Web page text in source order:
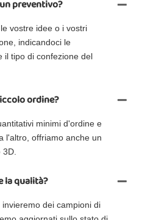
preventivo?
vostre idee o i vostri
indicandoci le
il tipo di confezione del
ordine?
minimi d'ordine e
l'altro, offriamo anche un
la qualità?
dei campioni di